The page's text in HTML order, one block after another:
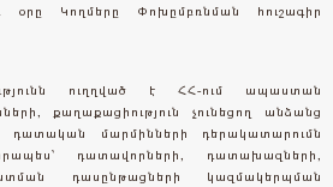
Կողմերը Փոխըմբռնման հուշագիր
ուղղված է ՀՀ-ում ապաստան
քաղաքացիություն չունեցող անձանց
դատական մարմինների դերակատարումն
դատավորների, դատախազների,
դասընթացների կազմակերպման